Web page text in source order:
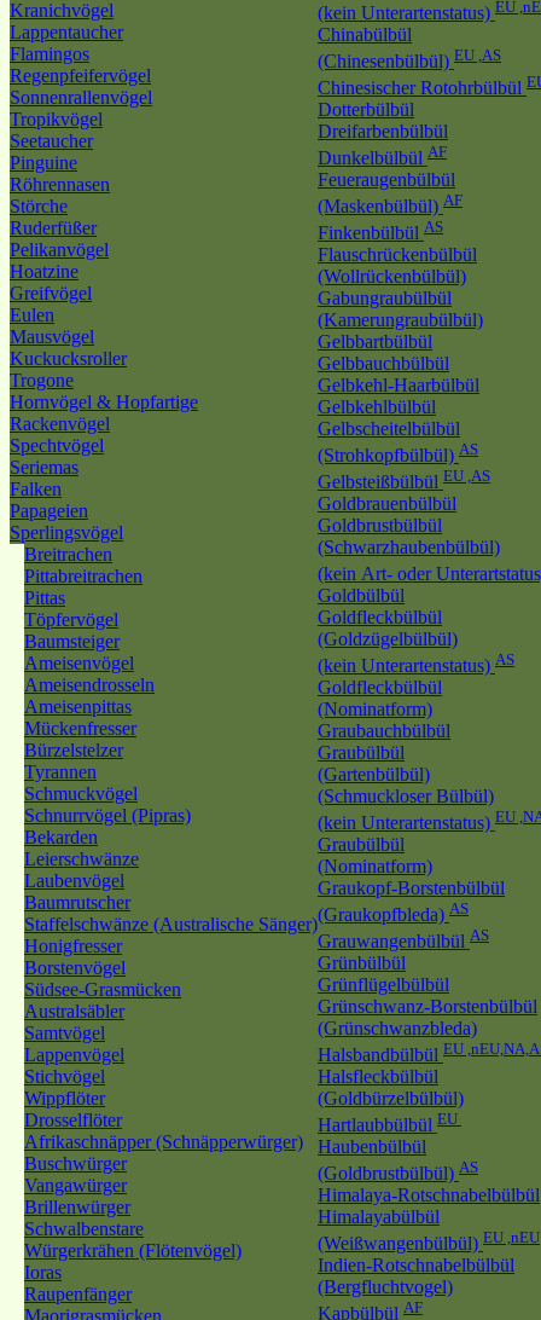
Kranichvögel
Lappentaucher
Flamingos
Regenpfeifervögel
Sonnenrallenvögel
Tropikvögel
Seetaucher
Pinguine
Röhrennasen
Störche
Ruderfüßer
Pelikanvögel
Hoatzine
Greifvögel
Eulen
Mausvögel
Kuckucksroller
Trogone
Hornvögel & Hopfartige
Rackenvögel
Spechtvögel
Seriemas
Falken
Papageien
Sperlingsvögel
Breitrachen
Pittabreitrachen
Pittas
Töpfervögel
Baumsteiger
Ameisenvögel
Ameisendrosseln
Ameisenpittas
Mückenfresser
Bürzelstelzer
Tyrannen
Schmuckvögel
Schnurrvögel (Pipras)
Bekarden
Leierschwänze
Laubenvögel
Baumrutscher
Staffelschwänze (Australische Sänger)
Honigfresser
Borstenvögel
Südsee-Grasmücken
Australsäbler
Samtvögel
Lappenvögel
Stichvögel
Wippflöter
Drosselflöter
Afrikaschnäpper (Schnäpperwürger)
Buschwürger
Vangawürger
Brillenwürger
Schwalbenstare
Würgerkrähen (Flötenvögel)
Ioras
Raupenfänger
Maorigrasmücken
(kein Unterartenstatus) EU
Chinabülbül
(Chinesenbülbül) EU ,AS
Chinesischer Rotohrbülbül
Dotterbülbül
Dreifarbenbülbül
Dunkelbülbül AF
Feueraugenbülbül
(Maskenbülbül) AF
Finkenbülbül AS
Flauschrückenbülbül
(Wollrückenbülbül)
Gabungraubülbül
(Kamerungraubülbül)
Gelbbartbülbül
Gelbbauchbülbül
Gelbkehl-Haarbülbül
Gelbkehlbülbül
Gelbscheitelbülbül
(Strohkopfbülbül) AS
Gelbsteißbülbül EU ,AS
Goldbrauenbülbül
Goldbrustbülbül
(Schwarzhaubenbülbül)
(kein Art- oder
Goldbülbül
Goldfleckbülbül
(Goldzügelbülbül)
(kein Unterartenstatus) AS
Goldfleckbülbül
(Nominatform)
Graubauchbülbül
Graubülbül
(Gartenbülbül)
(Schmuckloser Bülbül)
(kein Unterartenstatus) EU
Graubülbül
(Nominatform)
Graukopf-Borstenbülbül
(Graukopfbleda) AS
Grauwangenbülbül AS
Grünbülbül
Grünflügelbülbül
Grünschwanz-Borstenbülbül
(Grünschwanzbleda)
Halsbandbülbül EU
Halsfleckbülbül
(Goldbürzelbülbül)
Hartlaubbülbül EU
Haubenbülbül
(Goldbrustbülbül) AS
Himalaya-Rotschnabelbülbül
Himalayabülbül
(Weißwangenbülbül) EU ,nEU
Indien-Rotschnabelbülbül
(Bergfluchtvogel)
Kapbülbül AF